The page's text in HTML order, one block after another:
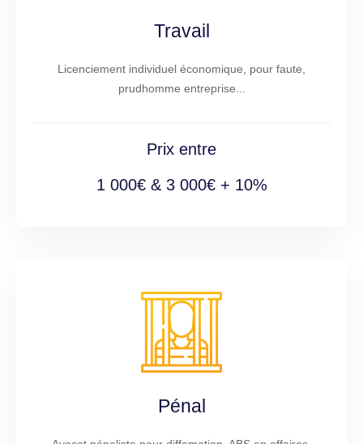
Travail
Licenciement individuel économique, pour faute,
prudhomme entreprise...
Prix entre
1 000€ & 3 000€ + 10%
Pénal